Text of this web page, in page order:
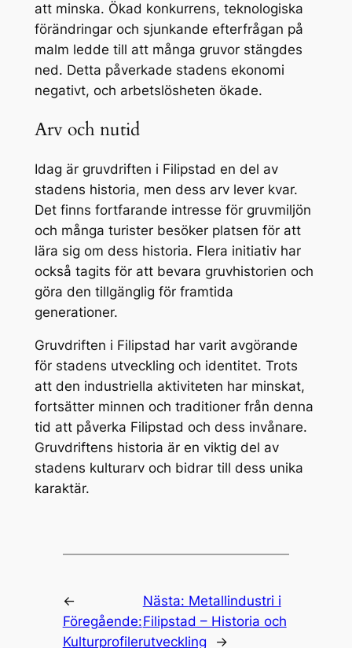
att minska. Ökad konkurrens, teknologiska
förändringar och sjunkande efterfrågan på
malm ledde till att många gruvor stängdes
ned. Detta påverkade stadens ekonomi
negativt, och arbetslösheten ökade.
Arv och nutid
Idag är gruvdriften i Filipstad en del av
stadens historia, men dess arv lever kvar.
Det finns fortfarande intresse för gruvmiljön
och många turister besöker platsen för att
lära sig om dess historia. Flera initiativ har
också tagits för att bevara gruvhistorien och
göra den tillgänglig för framtida
generationer.
Gruvdriften i Filipstad har varit avgörande
för stadens utveckling och identitet. Trots
att den industriella aktiviteten har minskat,
fortsätter minnen och traditioner från denna
tid att påverka Filipstad och dess invånare.
Gruvdriftens historia är en viktig del av
stadens kulturarv och bidrar till dess unika
karaktär.
←
Föregående:
Kulturprofiler
Nästa: Metallindustri i
Filipstad – Historia och
utveckling
→